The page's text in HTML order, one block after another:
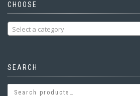
CHOOSE
Select a category
SEARCH